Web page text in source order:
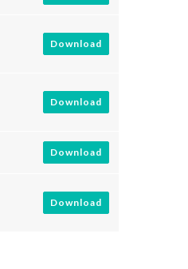
Download
Download
Download
Download